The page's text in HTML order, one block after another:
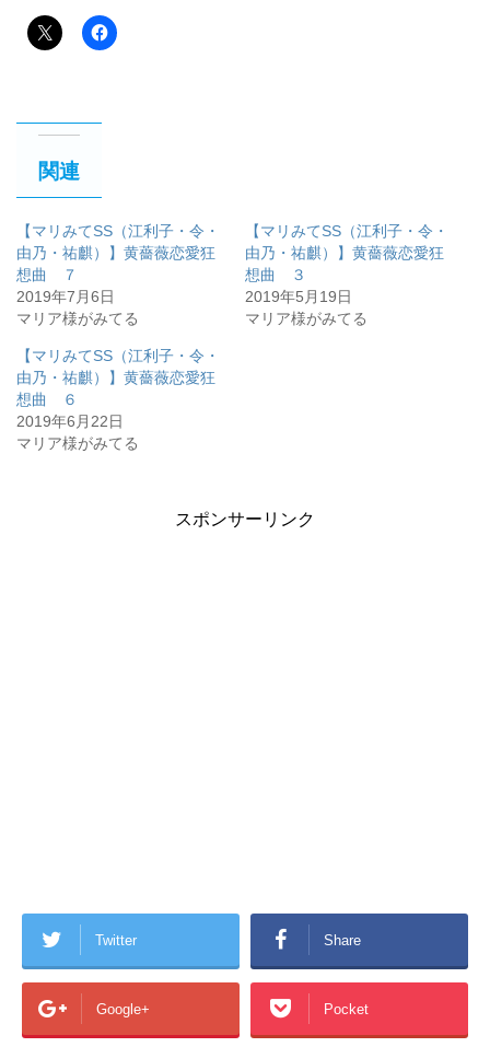
関連
【マリみてSS（江利子・令・
由乃・祐麒）】黄薔薇恋愛狂
想曲 ７
2019年7月6日
マリア様がみてる
【マリみてSS（江利子・令・
由乃・祐麒）】黄薔薇恋愛狂
想曲 ３
2019年5月19日
マリア様がみてる
【マリみてSS（江利子・令・
由乃・祐麒）】黄薔薇恋愛狂
想曲 ６
2019年6月22日
マリア様がみてる
スポンサーリンク
Twitter Share
Google+ Pocket